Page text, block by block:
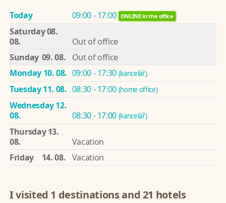
Today 09:00 - 17:00 ONLINE in the office
Saturday08.
08.
Out of office
Sunday 09. 08.
Out of office
Monday10. 08. 09:00 - 17:30 (kancelář)
Tuesday11. 08. 08:30 - 17:00 (home office)
Wednesday12.
08.
08:30 - 17:00 (kancelář)
Thursday13.
08.
Vacation
Friday
14. 08. Vacation
I visited 1 destinations and 21 hotels